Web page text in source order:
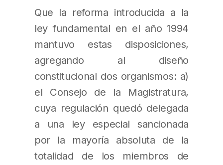
Que la reforma introducida a la
ley fundamental en el año 1994
mantuvo estas disposiciones,
agregando al diseño
constitucional dos organismos: a)
el Consejo de la Magistratura,
cuya regulación quedó delegada
a una ley especial sancionada
por la mayoría absoluta de la
totalidad de los miembros de